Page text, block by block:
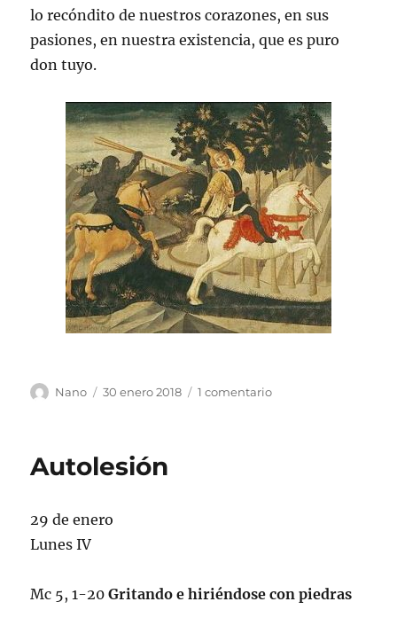
lo recóndito de nuestros corazones, en sus
pasiones, en nuestra existencia, que es puro
don tuyo.
Autor
Nano
Publicado
30 enero 2018 1 comentarioen
Autolesión
29 de enero
Lunes IV
Mc 5, 1-20Gritando e hiriéndose con piedras